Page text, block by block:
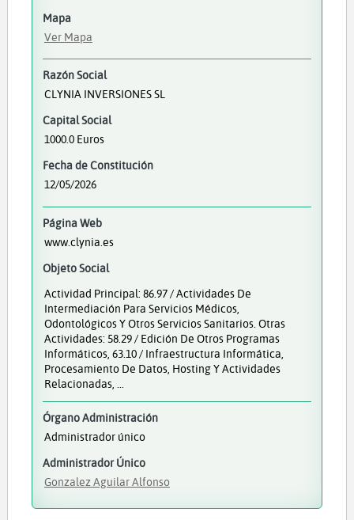
Mapa
Ver Mapa
Razón Social
CLYNIA INVERSIONES SL
Capital Social
1000.0 Euros
Fecha de Constitución
12/05/2026
Página Web
www.clynia.es
Objeto Social
Actividad Principal: 86.97 / Actividades De
Intermediación Para Servicios Médicos,
Odontológicos Y Otros Servicios Sanitarios. Otras
Actividades: 58.29 / Edición De Otros Programas
Informáticos, 63.10 / Infraestructura Informática,
Procesamiento De Datos, Hosting Y Actividades
Relacionadas, ...
Órgano Administración
Administrador único
Administrador Único
Gonzalez Aguilar Alfonso